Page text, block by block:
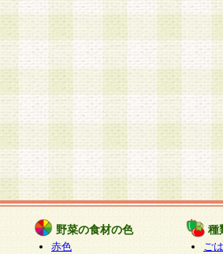
野菜の食材の色
赤色
種
ご